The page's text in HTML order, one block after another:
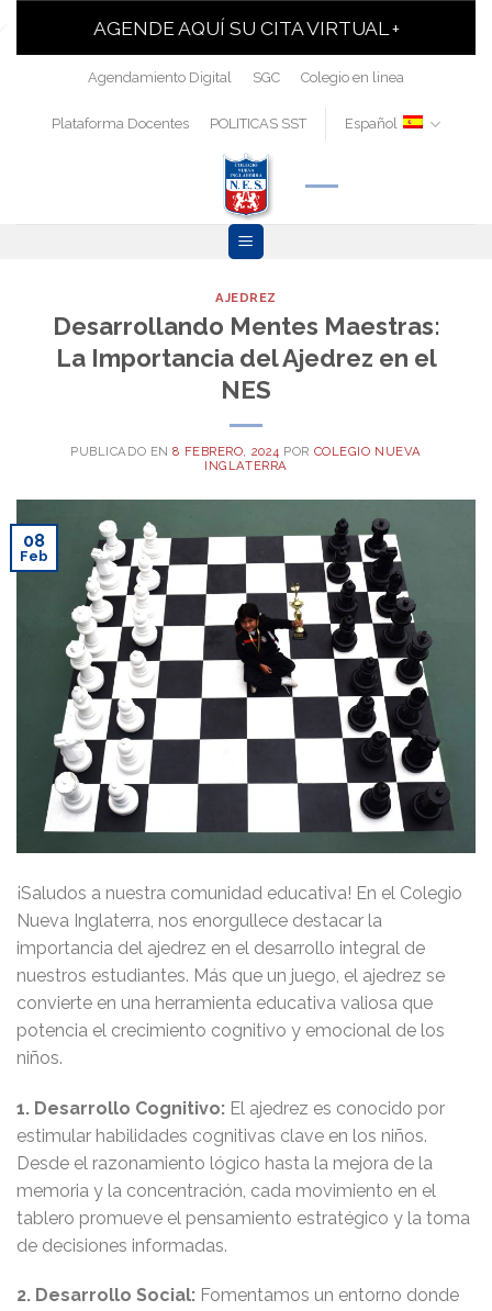
AGENDE AQUÍ SU CITA VIRTUAL +
Agendamiento Digital SGC Colegio en linea
Plataforma Docentes POLITICAS SST Español
AJEDREZ
Desarrollando Mentes Maestras:
La Importancia del Ajedrez en el
NES
PUBLICADO EN8 FEBRERO, 2024 POR COLEGIO NUEVA
INGLATERRA
08
Feb
¡Saludos a nuestra comunidad educativa! En el Colegio
Nueva Inglaterra, nos enorgullece destacar la
importancia del ajedrez en el desarrollo integral de
nuestros estudiantes. Más que un juego, el ajedrez se
convierte en una herramienta educativa valiosa que
potencia el crecimiento cognitivo y emocional de los
niños.
1. Desarrollo Cognitivo: El ajedrez es conocido por
estimular habilidades cognitivas clave en los niños.
Desde el razonamiento lógico hasta la mejora de la
memoria y la concentración, cada movimiento en el
tablero promueve el pensamiento estratégico y la toma
de decisiones informadas.
2. Desarrollo Social: Fomentamos un entorno donde